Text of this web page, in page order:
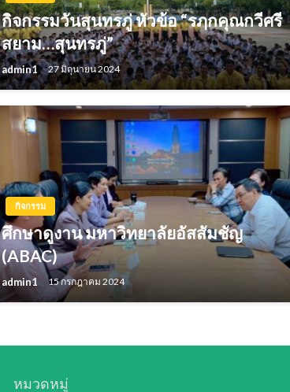
กิจกรรมวันสุนทรภู่ หัวข้อ “รฦกคุณกวีศรี
สยาม…สุนทรภู่”
admin1 27 มิถุนายน 2024
กิจกรรม
ศึกษาดูงาน มหาวิทยาลัยอัสสัมชัญ
(ABAC)
admin1 15 กรกฎาคม 2024
หมวดหมู่